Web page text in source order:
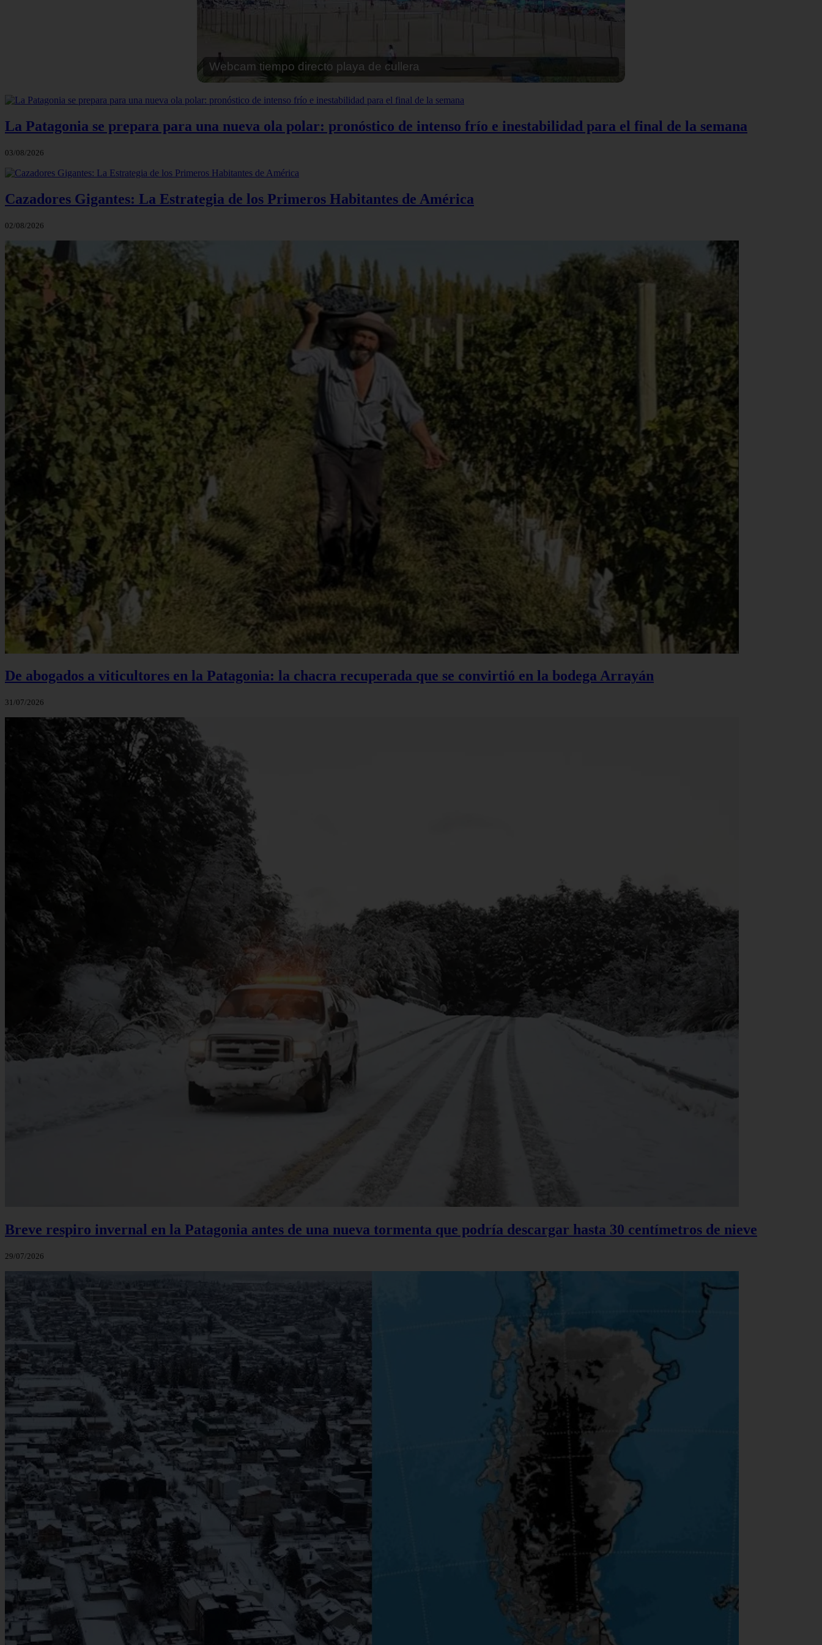
Webcam calpe playa fossa
La Patagonia se prepara para una nueva ola polar: pronóstico de intenso frío e inestabilidad para el final de la semana
03/08/2026
Cazadores Gigantes: La Estrategia de los Primeros Habitantes de América
02/08/2026
De abogados a viticultores en la Patagonia: la chacra recuperada que se convirtió en la bodega Arrayán
31/07/2026
Breve respiro invernal en la Patagonia antes de una nueva tormenta que podría descargar hasta 30 centímetros de nieve
29/07/2026